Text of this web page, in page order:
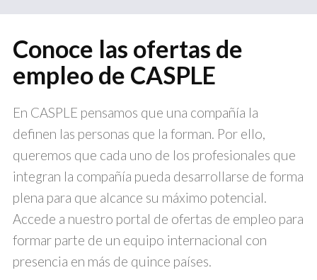
Conoce las ofertas de
empleo de CASPLE
En CASPLE pensamos que una compañía la
definen las personas que la forman. Por ello,
queremos que cada uno de los profesionales que
integran la compañía pueda desarrollarse de forma
plena para que alcance su máximo potencial.
Accede a nuestro portal de ofertas de empleo para
formar parte de un equipo internacional con
presencia en más de quince países.